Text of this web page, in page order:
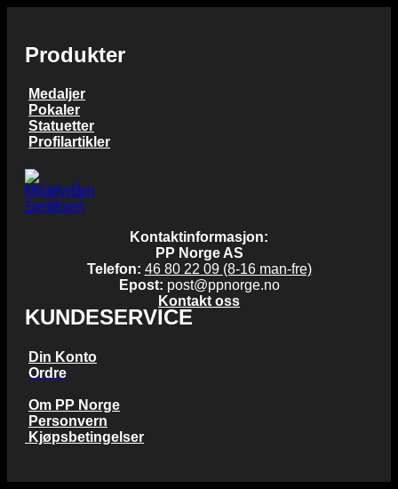
Produkter
Medaljer
Pokaler
Statuetter
Profilartikler
Kontaktinformasjon:
PP Norge AS
Telefon: 46 80 22 09 (8-16 man-fre)
Epost: post@ppnorge.no
Kontakt oss
KUNDESERVICE
Din Konto
Ordre
Om PP Norge
Personvern
Kjøpsbetingelser